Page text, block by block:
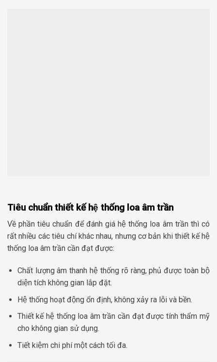
Tiêu chuẩn thiết kế hệ thống loa âm trần
Về phần tiêu chuẩn để đánh giá hệ thống loa âm trần thì có
rất nhiều các tiêu chí khác nhau, nhưng cơ bản khi thiết kế hệ
thống loa âm trần cần đạt được:
Chất lượng âm thanh hệ thống rõ ràng, phủ được toàn bộ
diện tích không gian lắp đặt.
Hệ thống hoạt động ổn định, không xảy ra lỗi và bền.
Thiết kế hệ thống loa âm trần cần đạt được tính thẩm mỹ
cho không gian sử dụng.
Tiết kiệm chi phí một cách tối đa.